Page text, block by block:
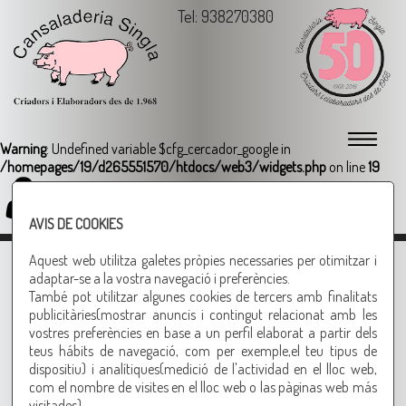
AVIS DE COOKIES
Aquest web utilitza galetes pròpies necessaries per otimitzar i
adaptar-se a la vostra navegació i preferències.
També pot utilitzar algunes cookies de tercers amb finalitats
publicitàries(mostrar anuncis i contingut relacionat amb les
vostres preferències en base a un perfil elaborat a partir dels
teus hábits de navegació, com per exemple,el teu tipus de
dispositiu) i analítiques(medició de l'actividad en el lloc web,
com el nombre de visites en el lloc web o las pàginas web más
Tel: 938270380
Warning: Undefined variable $cfg_cercador_google in
/homepages/19/d265551570/htdocs/web3/widgets.php on line19
Login
GALTES DE PORC SENSE OS AMB
BOLETS
INGREDIENTS:
10 GALTES SENSE OS
2 CEBES
4 TOMÀQUETS MADURS